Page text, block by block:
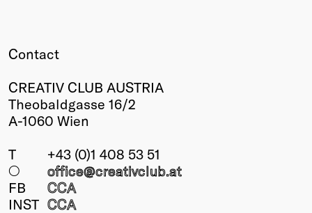
Contact
CREATIV CLUB AUSTRIA
Theobaldgasse 16/2
A-1060 Wien
T
+43 (0)1 408 53 51
○
office@creativclub.at
FB
CCA
INST CCA